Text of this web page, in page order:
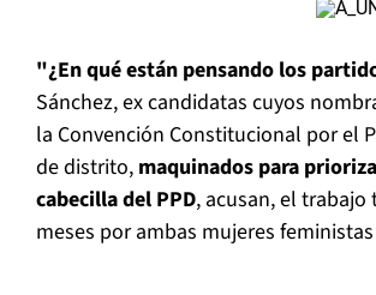
"¿En qué están pensando los
Sánchez, ex candidatas cuyos
la Convención Constitucional por el
de distrito, maquinados para
cabecilla del PPD, acusan, el
meses por ambas mujeres